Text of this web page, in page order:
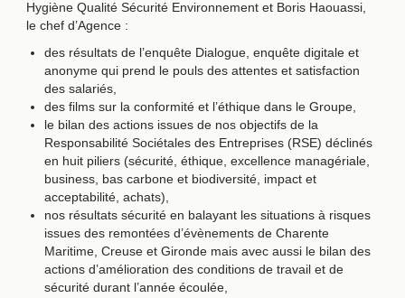
Hygiène Qualité Sécurité Environnement et Boris Haouassi,
le chef d’Agence :
des résultats de l’enquête Dialogue, enquête digitale et
anonyme qui prend le pouls des attentes et satisfaction
des salariés,
des films sur la conformité et l’éthique dans le Groupe,
le bilan des actions issues de nos objectifs de la
Responsabilité Sociétales des Entreprises (RSE) déclinés
en huit piliers (sécurité, éthique, excellence managériale,
business, bas carbone et biodiversité, impact et
acceptabilité, achats),
nos résultats sécurité en balayant les situations à risques
issues des remontées d’évènements de Charente
Maritime, Creuse et Gironde mais avec aussi le bilan des
actions d’amélioration des conditions de travail et de
sécurité durant l’année écoulée,